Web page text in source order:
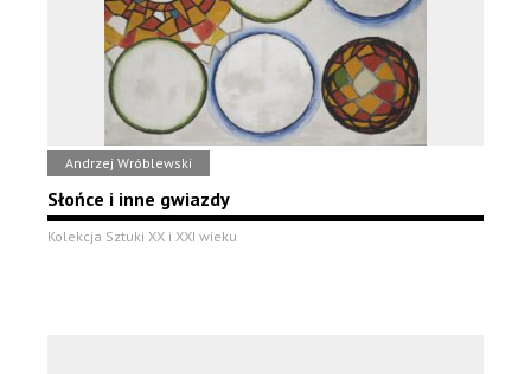
Andrzej Wróblewski
Słońce i inne gwiazdy
Kolekcja Sztuki XX i XXI wieku